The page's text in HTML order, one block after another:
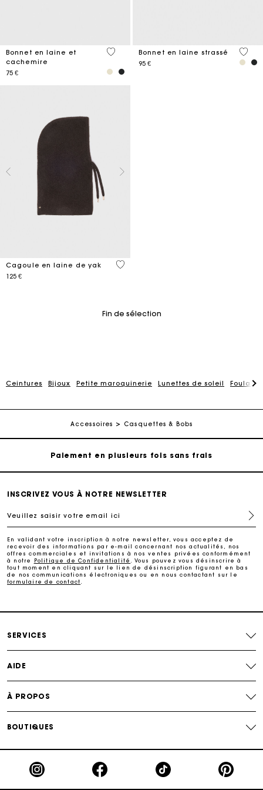
Bonnet en laine et
cachemire
75 €
4,1 out of 5 Customer Rating
Bonnet en laine strassé
95 €
4,2
Cagoule en laine de yak
125 €
3,3 out of 5 Customer Rating
Fin de sélection
Ceintures Bijoux Petite maroquinerie Lunettes de soleil
Accessoires Casquettes & Bobs
Carte Cadeau Maje : la meilleure façon d'offrir le
Livraison à domicile offerte sous 2 jours ouvrés
Paiement en plusieurs fois sans frais
Echanges & Retours offerts
Suivi de commande
Carte Cadeau Maje : la meilleure façon d'offrir le
cadeau parfait
Livraison à domicile offerte sous 2 jours ouvrés
Echanges & Retours offerts
Carte Cadeau Maje : la meilleure façon d'offrir le
INSCRIVEZ VOUS À NOTRE NEWSLETTER
Veuillez saisir votre email ici
En validant votre inscription à notre newsletter, vous acceptez de
recevoir des informations par e-mail concernant nos actualités, nos
offres commerciales et invitations à nos ventes privées conformément
à notre
Politique de Confidentialité
. Vous pouvez vous désinscrire à
tout moment en cliquant sur le lien de désinscription figurant en bas
de nos communications électroniques ou en nous contactant sur le
formulaire de contact
SERVICES
AIDE
À PROPOS
BOUTIQUES